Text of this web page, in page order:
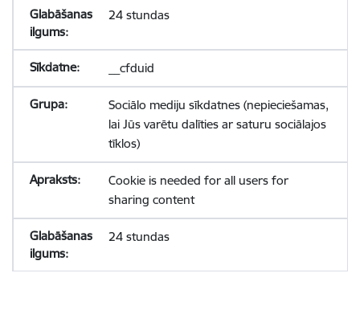
24 stundas
__cfduid
Sociālo mediju sīkdatnes (nepieciešamas,
lai Jūs varētu dalīties ar saturu sociālajos
tīklos)
Cookie is needed for all users for
sharing content
24 stundas